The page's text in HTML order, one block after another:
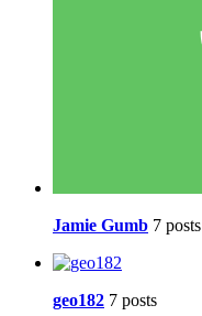
Jamie Gumb 7 posts
geo182 7 posts